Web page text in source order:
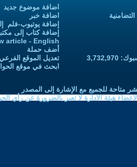
اضافة موضوع جديد
اضافة خبر
إضافة يوتيوب-فلم
إضافة كتاب إلى
article - English
أضف حملة
تعديل الموقع
ابحث في موقع
متاحة للجميع مع الإشارة إلى المصدر
هيئة الادارة لا تعبر بالضرورة عن رأي